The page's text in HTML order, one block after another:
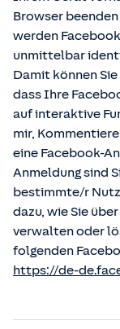
Browser
werden
unmittelbar
Damit können
dass Ihre
auf interaktive
mir,
eine Facebook-
Anmeldung sind
bestimmte/r
dazu, wie Sie
verwalten oder
folgenden
https://de-